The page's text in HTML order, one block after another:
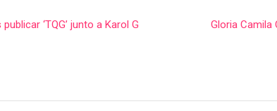
‘TQG’ junto a Karol G Gloria